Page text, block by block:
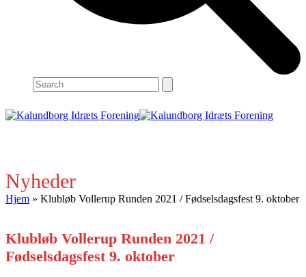
Search
Nyheder
Hjem » Klubløb Vollerup Runden 2021 / Fødselsdagsfest 9. oktober
Klubløb Vollerup Runden 2021 /
Fødselsdagsfest 9. oktober